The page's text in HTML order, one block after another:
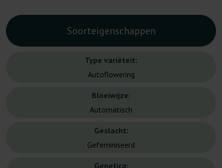
Soorteigenschappen
Type variëteit:
Autoflowering
Bloeiwijze:
Automatisch
Geslacht:
Gefeminiseerd
Genetica: